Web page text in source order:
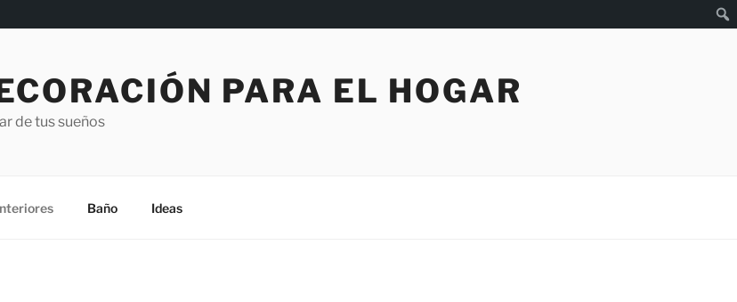
PARA EL HOGAR
de tus sueños
Baño Ideas